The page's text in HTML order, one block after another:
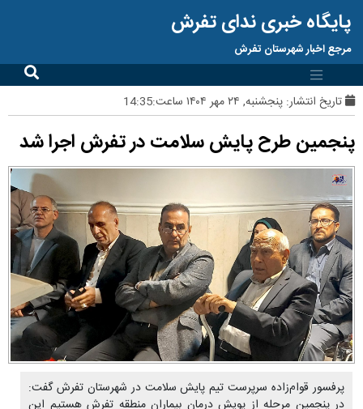
پایگاه خبری ندای تفرش
مرجع اخبار شهرستان تفرش
تاریخ انتشار: پنجشنبه, ۲۴ مهر ۱۴۰۴ ساعت:14:35
پنجمین طرح پایش سلامت در تفرش اجرا شد
پرفسور قوام‌زاده سرپرست تیم پایش سلامت در شهرستان تفرش گفت:
در پنجمین مرحله از پویش درمان بیماران منطقه تفرش هستیم این